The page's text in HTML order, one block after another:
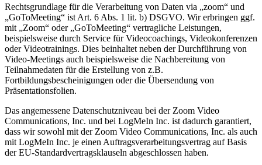
Rechtsgrundlage für die Verarbeitung von Daten via „zoom“ und
„GoToMeeting“ ist Art. 6 Abs. 1 lit. b) DSGVO. Wir erbringen ggf.
mit „Zoom“ oder „GoToMeeting“ vertragliche Leistungen,
beispielsweise durch Service für Videocoachings, Videokonferenzen
oder Videotrainings. Dies beinhaltet neben der Durchführung von
Video-Meetings auch beispielsweise die Nachbereitung von
Teilnahmedaten für die Erstellung von z.B.
Fortbildungsbescheinigungen oder die Übersendung von
Präsentationsfolien.
Das angemessene Datenschutzniveau bei der Zoom Video
Communications, Inc. und bei LogMeIn Inc. ist dadurch garantiert,
dass wir sowohl mit der Zoom Video Communications, Inc. als auch
mit LogMeIn Inc. je einen Auftragsverarbeitungsvertrag auf Basis
der EU-Standardvertragsklauseln abgeschlossen haben.